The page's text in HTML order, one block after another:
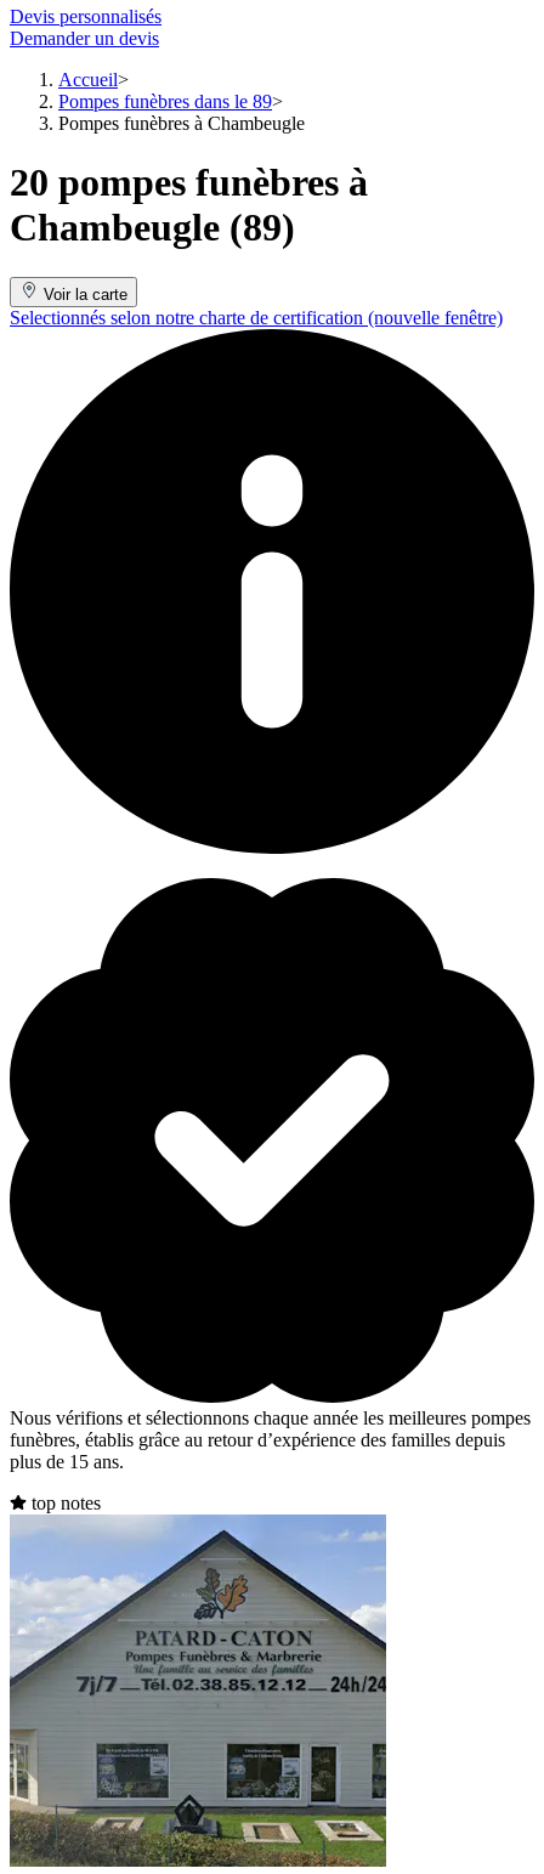
Devis personnalisés
Demander un devis
Accueil
Pompes funèbres dans le 89
Pompes funèbres à Chambeugle
20 pompes funèbres à
Chambeugle (89)
Voir la carte
Selectionnés selon notre charte de certification (nouvelle fenêtre)
Nous vérifions et sélectionnons chaque année les meilleures pompes
funèbres, établis grâce au retour d’expérience des familles depuis
plus de 15 ans.
top notes